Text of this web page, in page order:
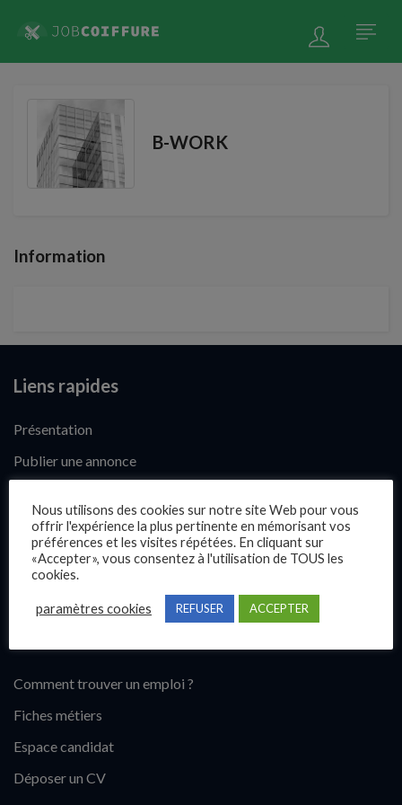
B-WORK
Information
Liens rapides
Présentation
Publier une annonce
Questions fréquentes
Blog
Comment trouver un emploi ?
Fiches métiers
Espace candidat
Déposer un CV
Nous utilisons des cookies sur notre site Web pour vous
offrir l'expérience la plus pertinente en mémorisant vos
préférences et les visites répétées. En cliquant sur
«Accepter», vous consentez à l'utilisation de TOUS les
cookies.
paramètres cookies REFUSER ACCEPTER